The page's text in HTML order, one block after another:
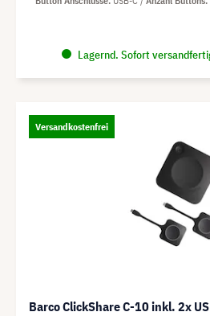
Lagernd. Sofort
Versandkostenfrei
Barco ClickShare C-10 inkl. 2x